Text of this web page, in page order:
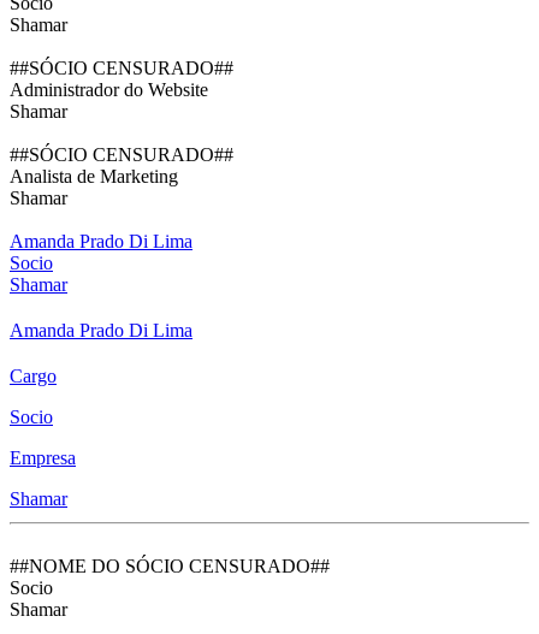
Shamar
##SÓCIO CENSURADO##
Administrador do Website
Shamar
##SÓCIO CENSURADO##
Analista de Marketing
Shamar
Amanda Prado Di Lima
Socio
Shamar
Amanda Prado Di Lima
Cargo
Socio
Empresa
Shamar
##NOME DO SÓCIO CENSURADO##
Socio
Shamar